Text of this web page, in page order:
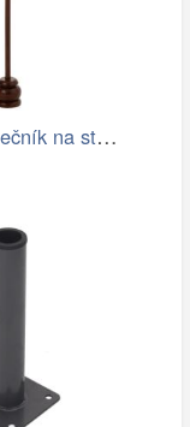
Béžový slunečník na stůl s třásněmi a…